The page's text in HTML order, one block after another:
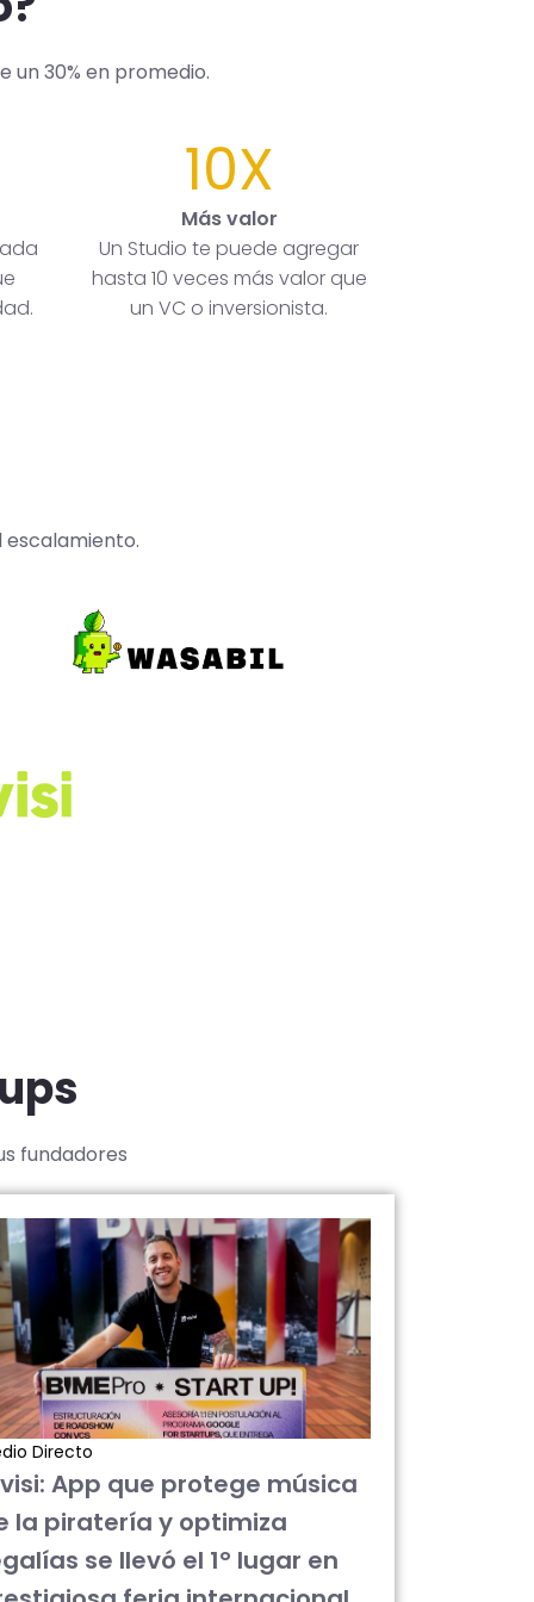
un 30% en promedio.
10X
Más valor
Un Studio te puede agregar
hasta 10 veces más valor que
un VC o inversionista.
fundadores
Directo
App que protege música
la piratería y optimiza
se llevó el 1° lugar en